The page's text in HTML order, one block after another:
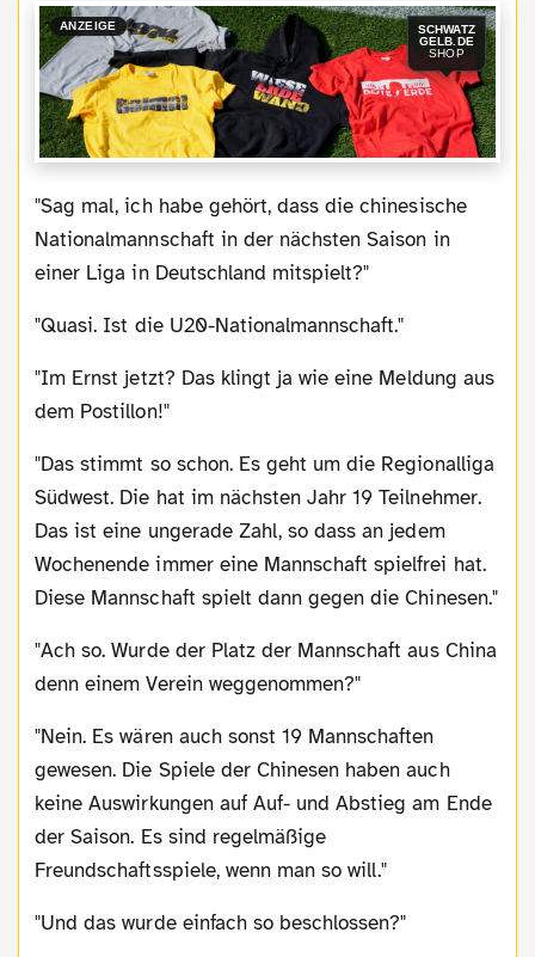
ANZEIGE
SCHWATZ
GELB.DE
SHOP
"Sag mal, ich habe gehört, dass die chinesische
Nationalmannschaft in der nächsten Saison in
einer Liga in Deutschland mitspielt?"
"Quasi. Ist die U20-Nationalmannschaft."
"Im Ernst jetzt? Das klingt ja wie eine Meldung aus
dem Postillon!"
"Das stimmt so schon. Es geht um die Regionalliga
Südwest. Die hat im nächsten Jahr 19 Teilnehmer.
Das ist eine ungerade Zahl, so dass an jedem
Wochenende immer eine Mannschaft spielfrei hat.
Diese Mannschaft spielt dann gegen die Chinesen."
"Ach so. Wurde der Platz der Mannschaft aus China
denn einem Verein weggenommen?"
"Nein. Es wären auch sonst 19 Mannschaften
gewesen. Die Spiele der Chinesen haben auch
keine Auswirkungen auf Auf- und Abstieg am Ende
der Saison. Es sind regelmäßige
Freundschaftsspiele, wenn man so will."
"Und das wurde einfach so beschlossen?"